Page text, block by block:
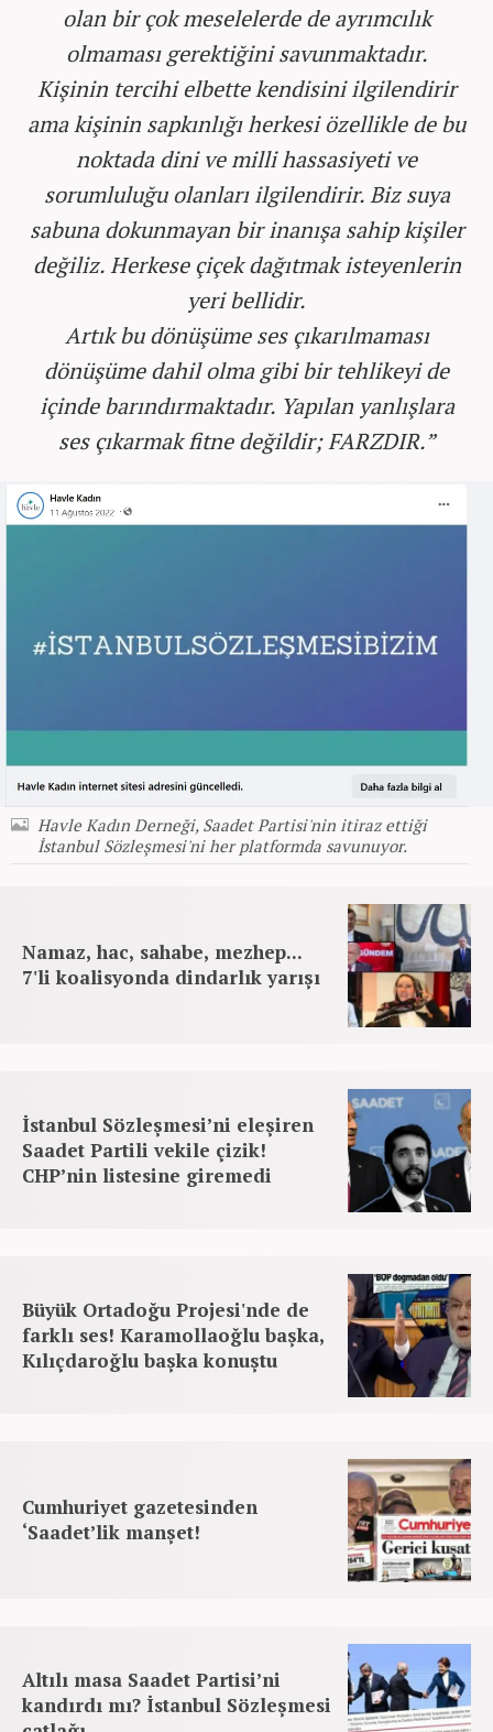
olan bir çok meselelerde de ayrımcılık
olmaması gerektiğini savunmaktadır.
Kişinin tercihi elbette kendisini ilgilendirir
ama kişinin sapkınlığı herkesi özellikle de bu
noktada dini ve milli hassasiyeti ve
sorumluluğu olanları ilgilendirir. Biz suya
sabuna dokunmayan bir inanışa sahip kişiler
değiliz. Herkese çiçek dağıtmak isteyenlerin
yeri bellidir.
Artık bu dönüşüme ses çıkarılmaması
dönüşüme dahil olma gibi bir tehlikeyi de
içinde barındırmaktadır. Yapılan yanlışlara
ses çıkarmak fitne değildir; FARZDIR.”
Havle Kadın Derneği, Saadet Partisi'nin itiraz ettiği
İstanbul Sözleşmesi'ni her platformda savunuyor.
Namaz, hac, sahabe, mezhep...
7'li koalisyonda dindarlık yarışı
İstanbul Sözleşmesi’ni eleşiren
Saadet Partili vekile çizik!
CHP’nin listesine giremedi
Büyük Ortadoğu Projesi'nde de
farklı ses! Karamollaoğlu başka,
Kılıçdaroğlu başka konuştu
Cumhuriyet gazetesinden
‘Saadet’lik manşet!
Altılı masa Saadet Partisi’ni
kandırdı mı? İstanbul Sözleşmesi